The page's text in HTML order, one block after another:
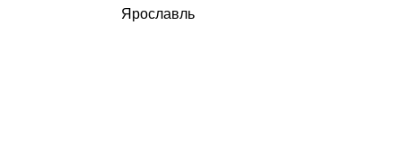
Ярославль